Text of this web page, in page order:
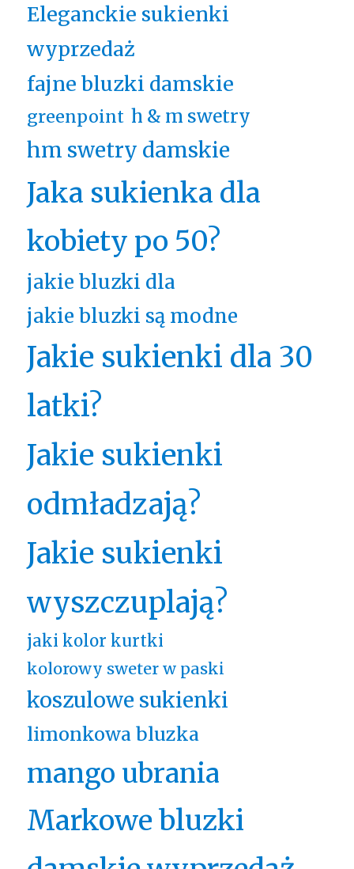
Eleganckie sukienki
wyprzedaż
fajne bluzki damskie
greenpoint h & m swetry
hm swetry damskie
Jaka sukienka dla
kobiety po 50?
jakie bluzki dla
jakie bluzki są modne
Jakie sukienki dla 30
latki?
Jakie sukienki
odmładzają?
Jakie sukienki
wyszczuplają?
jaki kolor kurtki
kolorowy sweter w paski
koszulowe sukienki
limonkowa bluzka
mango ubrania
Markowe bluzki